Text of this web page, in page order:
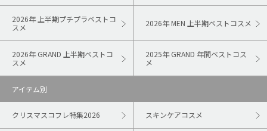
2026年 上半期プチプラベストコ
スメ
2026年 MEN 上半期ベストコスメ
2026年 GRAND 上半期ベストコ
スメ
2025年 GRAND 年間ベストコス
メ
アイテム別
クリスマスコフレ特集2026 スキンケアコスメ